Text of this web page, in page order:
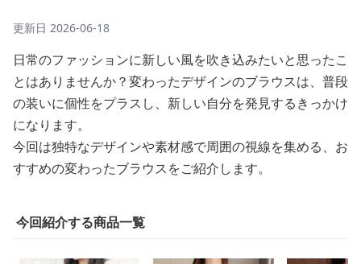
更新日 2026-06-18
日常のファッションに新しい風を吹き込みたいと思ったこ
とはありませんか？変わったデザインのブラウスは、普段
の装いに個性をプラスし、新しい自分を発見するきっかけ
になります。
今回は独特なデザインや素材感で周囲の視線を集める、お
すすめの変わったブラウスをご紹介します。
今回紹介する商品一覧